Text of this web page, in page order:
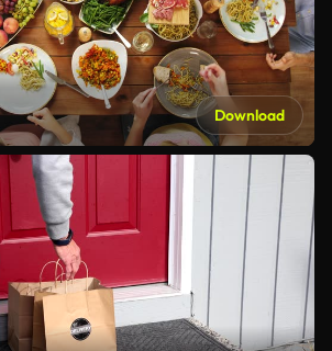
Download